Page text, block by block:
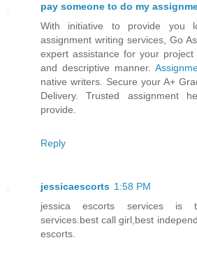
pay someone to do my
With initiative to provide you
assignment writing services, Go
expert assistance for your
and descriptive manner.
native writers. Secure your A+
Delivery. Trusted assignment
provide.
Reply
jessicaescorts 1:58 PM
jessica escorts services is
services.best call girl,best
escorts.